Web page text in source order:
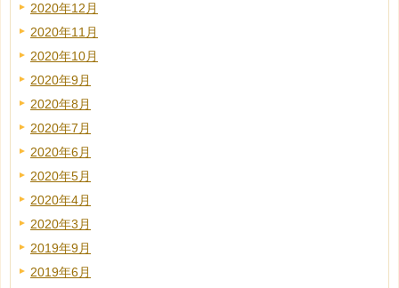
2020年12月
2020年11月
2020年10月
2020年9月
2020年8月
2020年7月
2020年6月
2020年5月
2020年4月
2020年3月
2019年9月
2019年6月